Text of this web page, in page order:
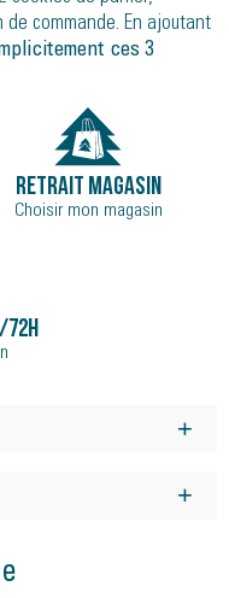
commande. En ajoutant
ces 3
RETRAIT MAGASIN
Choisir mon magasin
72H
trails, ainsi que d'un